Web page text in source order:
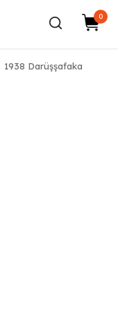
0
1938 Darüşşafaka